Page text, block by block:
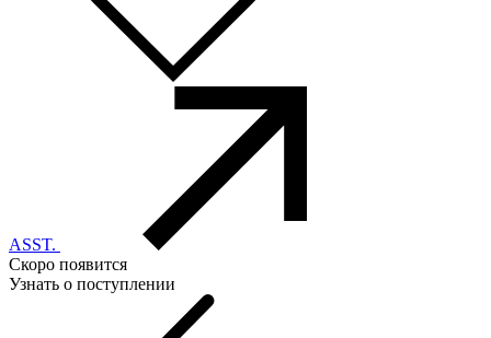
ASST.
Скоро появится
Узнать о поступлении